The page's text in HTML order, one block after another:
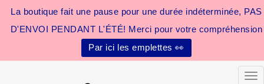
La boutique fait une pause pour une durée indéterminée, PAS
D'ENVOI PENDANT L'ÉTÉ! Merci pour votre compréhension
Par ici les emplettes 👀